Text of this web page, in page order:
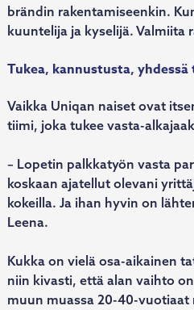
brändin rakentamiseenkin.
kuuntelija ja kyselijä. Valmiita
Tukea, kannustusta,
Vaikka Uniqan naiset ovat
tiimi, joka tukee vasta-
– Lopetin palkkatyön vasta
koskaan ajatellut olevani
kokeilla. Ja ihan hyvin on
Leena.
Kukka on vielä osa-aikainen
niin kivasti, että alan vaihto
muun muassa 20-40-